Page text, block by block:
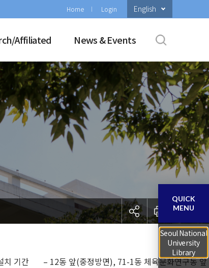
Home Login English
Affiliated News & Events
치 기간 – 12동 앞(중정방면), 71-1동 체육문화연구동 앞
QUICK
MENU
Seoul National
University
Library